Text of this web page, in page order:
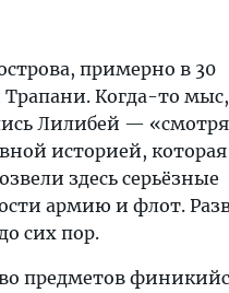
примерно в 30
Трапани. Когда-то
Лилибей —
историей, которая
здесь серьёзные
армию и флот.
сих пор.
предметов